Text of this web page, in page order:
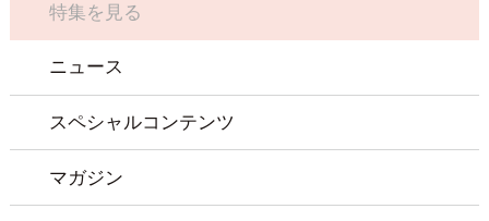
特集を見る
ニュース
スペシャルコンテンツ
マガジン